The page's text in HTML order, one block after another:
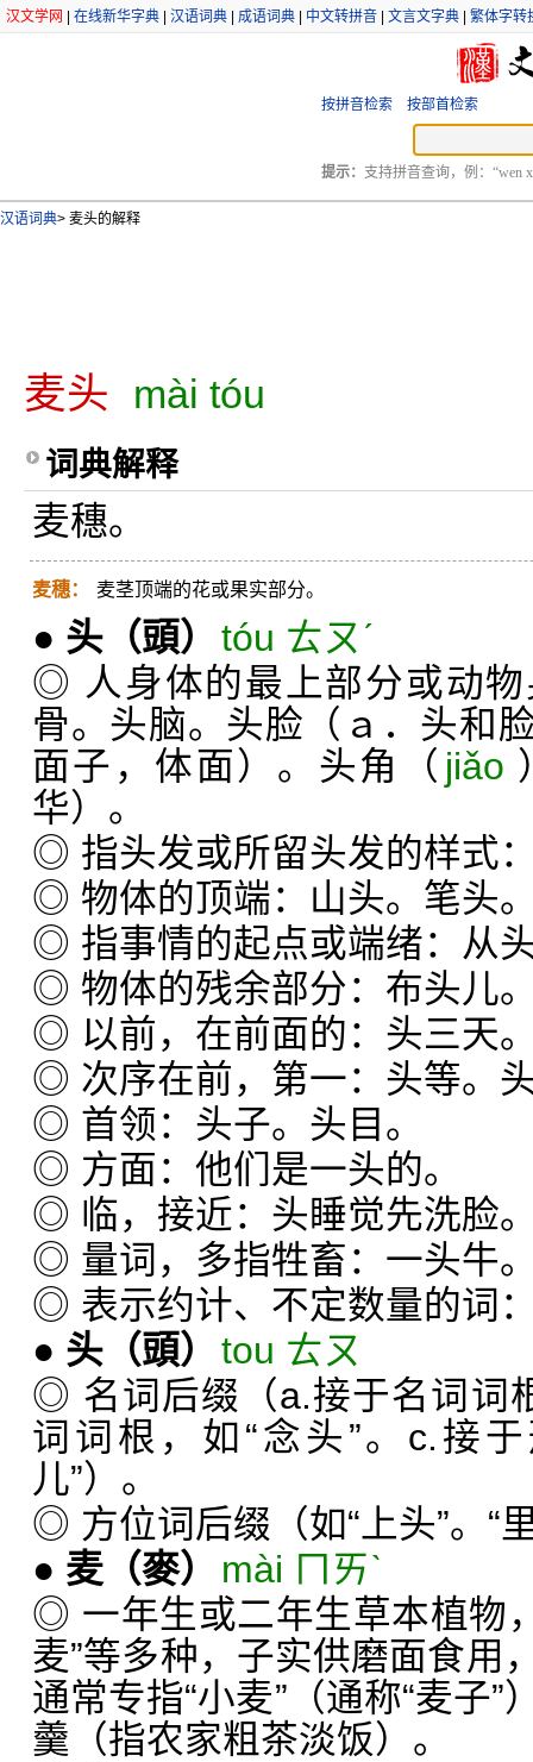
汉文学网 在线新华字典 汉语词典 成语词典 中文转拼音 文言文字典 繁体字转
按拼音检索 按部首检索
提示： 支持拼音查询，例：“wen
汉语词典> 麦头的解释
麦头 mài tóu
词典解释
麦穗。
麦穗： 麦茎顶端的花或果实部分。
● 头 （頭） tóu ㄊㄡˊ
◎ 人身体的最上部分或动
骨。头脑。头脸（ａ．头和
面子，体面）。头角（ jiǎo
华）。
◎ 指头发或所留头发的样式
◎ 物体的顶端：山头。笔头
◎ 指事情的起点或端绪：从
◎ 物体的残余部分：布头儿
◎ 以前，在前面的：头三天
◎ 次序在前，第一：头等。
◎ 首领：头子。头目。
◎ 方面：他们是一头的。
◎ 临，接近：头睡觉先洗脸
◎ 量词，多指牲畜：一头牛
◎ 表示约计、不定数量的词
● 头 （頭） tou ㄊㄡ
◎ 名词后缀（a.接于名词词
词词根，如“念头”。c.接
儿”）。
◎ 方位词后缀（如“上头”。“
● 麦 （麥）
mài ㄇㄞˋ
◎ 一年生或二年生草本植物
麦”等多种，子实供磨面食用
通常专指“小麦”（通称“麦子
羹（指农家粗茶淡饭）。